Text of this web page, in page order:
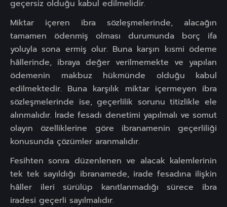
geçersiz olduğu kabul edilmelidir.
Miktar içeren ibra sözleşmelerinde, alacağın
tamamen ödenmiş olması durumunda borç ifa
yoluyla sona ermiş olur. Buna karşın kısmi ödeme
hâllerinde, ibraya değer verilmemekte ve yapılan
ödemenin makbuz hükmünde olduğu kabul
edilmektedir. Buna karşılık miktar içermeyen ibra
sözleşmelerinde ise, geçerlilik sorunu titizlikle ele
alınmalıdır. İrade fesadı denetimi yapılmalı ve somut
olayın özelliklerine göre ibranamenin geçerliliği
konusunda çözümler aranmalıdır.
Fesihten sonra düzenlenen ve alacak kalemlerinin
tek tek sayıldığı ibranamede, irade fesadına ilişkin
hâller ileri sürülüp kanıtlanmadığı sürece ibra
iradesi geçerli sayılmalıdır.